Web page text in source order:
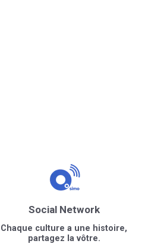
Social Network
Chaque culture a une histoire,
partagez la vôtre.